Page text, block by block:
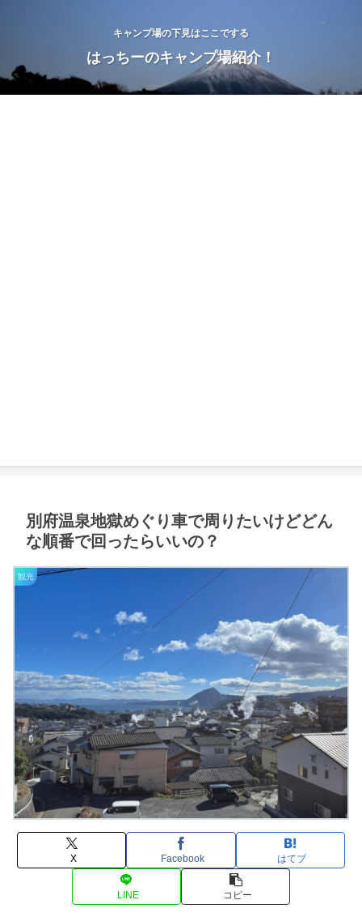
キャンプ場の下見はここでする
はっちーのキャンプ場紹介！
別府温泉地獄めぐり車で周りたいけどどん
な順番で回ったらいいの？
観光
X Facebook はてブ
LINE コピー